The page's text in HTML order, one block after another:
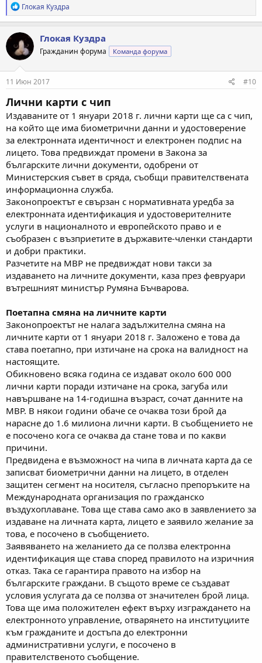
Р
е
а
к
ц
и
и
:
Глокая Куздра
Глокая Куздра
Гражданин форума Команда форума
11 Июн 2017 #10
Лични карти с чип
Издаваните от 1 януари 2018 г. лични карти ще са с чип,
на който ще има биометрични данни и удостоверение
за електронната идентичност и електронен подпис на
лицето. Това предвиждат промени в Закона за
българските лични документи, одобрени от
Министерския съвет в сряда, съобщи правителствената
информационна служба.
Законопроектът е свързан с нормативната уредба за
електронната идентификация и удостоверителните
услуги в националното и европейското право и е
съобразен с възприетите в държавите-членки стандарти
и добри практики.
Разчетите на МВР не предвиждат нови такси за
издаването на личните документи, каза през февруари
вътрешният министър Румяна Бъчварова.
Поетапна смяна на личните карти
Законопроектът не налага задължителна смяна на
личните карти от 1 януари 2018 г. Заложено е това да
става поетапно, при изтичане на срока на валидност на
настоящите.
Обикновено всяка година се издават около 600 000
лични карти поради изтичане на срока, загуба или
навършване на 14-годишна възраст, сочат данните на
МВР. В някои години обаче се очаква този брой да
нарасне до 1.6 милиона лични карти. В съобщението не
е посочено кога се очаква да стане това и по какви
причини.
Предвидена е възможност на чипа в личната карта да се
записват биометрични данни на лицето, в отделен
защитен сегмент на носителя, съгласно препоръките на
Международната организация по гражданско
въздухоплаване. Това ще става само ако в заявлението за
издаване на личната карта, лицето е заявило желание за
това, е посочено в съобщението.
Заявяването на желанието да се ползва електронна
идентификация ще става според правилото на изричния
отказ. Така се гарантира правото на избор на
българските граждани. В същото време се създават
условия услугата да се ползва от значителен брой лица.
Това ще има положителен ефект върху изграждането на
електронното управление, отварянето на институциите
към гражданите и достъпа до електронни
административни услуги, е посочено в
правителственото съобщение.